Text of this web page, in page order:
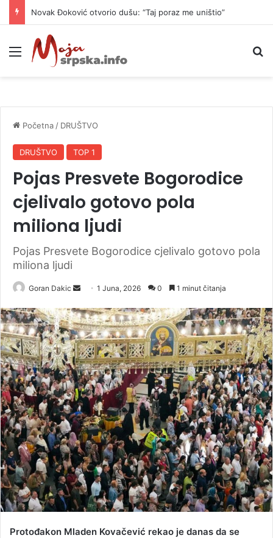
Meni
Početna / DRUŠTVO
DRUŠTVO TOP 1
Pojas Presvete Bogorodice
cjelivalo gotovo pola
miliona ljudi
Pojas Presvete Bogorodice cjelivalo gotovo pola
miliona ljudi
Goran Dakic
n
d
a
n
e
m
a
i
l
1 Juna, 2026 0 1 minut čitanja
Protođakon Mladen Kovačević rekao je danas da se